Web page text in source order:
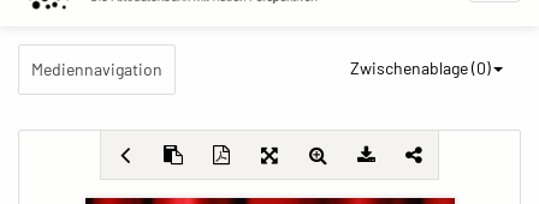
Mediennavigation Zwischenablage (0)